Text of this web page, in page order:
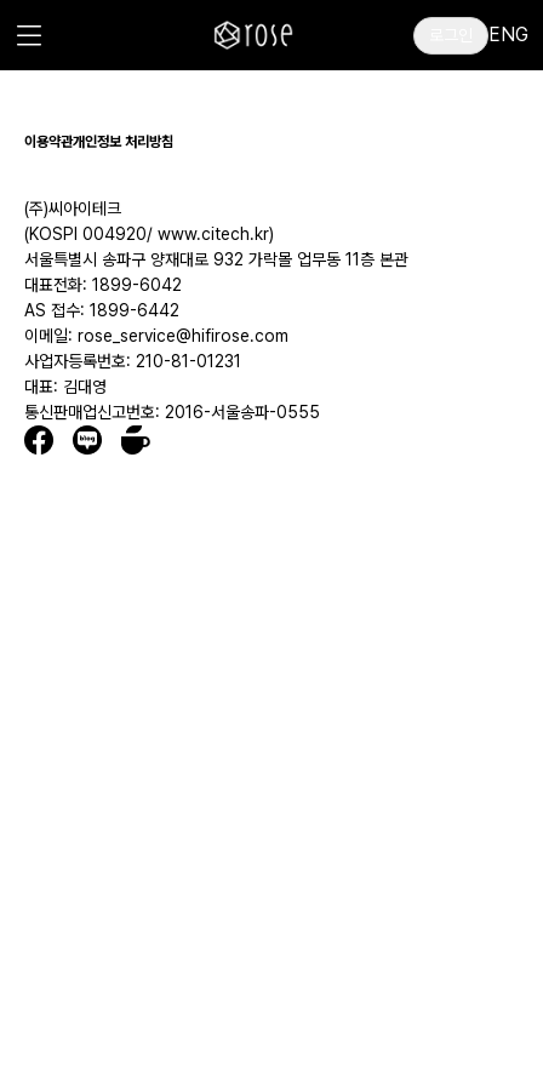
ENG
이용약관개인정보 처리방침
(주)씨아이테크
(KOSPI 004920/ www.citech.kr)
서울특별시 송파구 양재대로 932 가락몰 업무동 11층 본관
대표전화: 1899-6042
AS 접수: 1899-6442
이메일: rose_service@hifirose.com
사업자등록번호: 210-81-01231
대표: 김대영
통신판매업신고번호: 2016-서울송파-0555